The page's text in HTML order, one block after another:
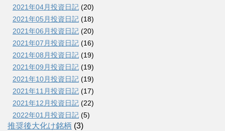
2021年04月投資日記 (20)
2021年05月投資日記 (18)
2021年06月投資日記 (20)
2021年07月投資日記 (16)
2021年08月投資日記 (19)
2021年09月投資日記 (19)
2021年10月投資日記 (19)
2021年11月投資日記 (17)
2021年12月投資日記 (22)
2022年01月投資日記 (5)
推奨後大化け銘柄 (3)